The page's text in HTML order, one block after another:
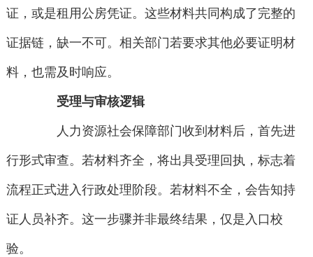
证，或是租用公房凭证。这些材料共同构成了完整的
证据链，缺一不可。相关部门若要求其他必要证明材
料，也需及时响应。
受理与审核逻辑
人力资源社会保障部门收到材料后，首先进
行形式审查。若材料齐全，将出具受理回执，标志着
流程正式进入行政处理阶段。若材料不全，会告知持
证人员补齐。这一步骤并非最终结果，仅是入口校
验。